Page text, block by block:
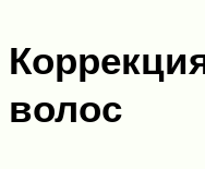
волос